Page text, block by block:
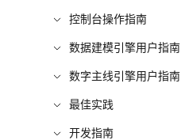
控制台操作指南
数据建模引擎用户指南
数字主线引擎用户指南
最佳实践
开发指南